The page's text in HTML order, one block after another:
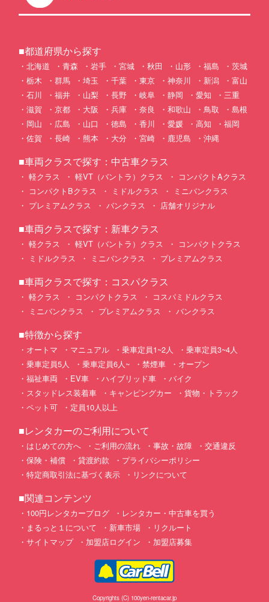
■都道府県から探す
北海道 青森 岩手 宮城 秋田 山形 福島
茨城
栃木
群馬 埼玉 千葉 東京 神奈川 新潟
富山
石川
福井 山梨 長野 岐阜 静岡 愛知
三重
滋賀
京都 大阪 兵庫 奈良 和歌山 鳥取
島根
岡山
広島 山口 徳島 香川 愛媛 高知
福岡
佐賀
長崎 熊本 大分 宮崎 鹿児島 沖縄
■車両クラスで探す：中古車クラス
軽クラス 軽VT（バントラ）クラス
コンパクトAクラス
コンパクトBクラス
ミドルクラス
ミニバンクラス
プレミアムクラス
バンクラス 店舗オリジナル
■車両クラスで探す：新車クラス
軽クラス 軽VT（バントラ）クラス
コンパクトクラス
ミドルクラス
ミニバンクラス プレミアムクラス
■車両クラスで探す：コスパクラス
軽クラス コンパクトクラス
コスパミドルクラス
ミニバンクラス
プレミアムクラス バンクラス
■特徴から探す
オートマ マニュアル 乗車定員1~2人
乗車定員3~4人
乗車定員5人
乗車定員6人~ 禁煙車
オープン
福祉車両
EV車 ハイブリッド車
バイク
スタッドレス装着車
キャンピングカー
貨物・トラック
ペット可
定員10人以上
■レンタカーのご利用について
はじめての方へ ご利用の流れ 事故・故障
交通違反
保険・補償
貸渡約款
プライバシーポリシー
特定商取引法に基づく表示
リンクについて
■関連コンテンツ
100円レンタカーブログ
レンタカー・中古車を買う
まるっと１について
新車市場
リクルート
サイトマップ
加盟店ログイン 加盟店募集
Copyrights (C) 100yen-rentacar.jp